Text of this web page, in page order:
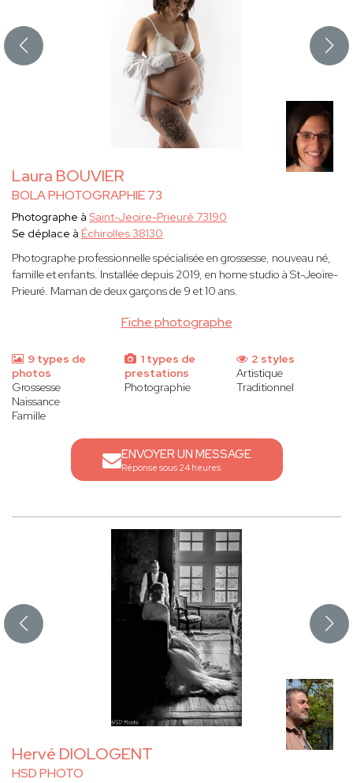
Laura BOUVIER
BOLA PHOTOGRAPHIE 73
Fiche photographe
Photographe à Saint-Jeoire-Prieuré 73190
Se déplace à Échirolles 38130
Photographe professionnelle spécialisée en grossesse, nouveau né,
famille et enfants. Installée depuis 2019, en home studio à St-Jeoire-
Prieuré. Maman de deux garçons de 9 et 10 ans.
9 types de
photos
Grossesse
Naissance
Famille
1 types de
prestations
Photographie
2 styles
Artistique
Traditionnel
ENVOYER UN MESSAGE
Réponse sous 24 heures
Hervé DIOLOGENT
HSD PHOTO